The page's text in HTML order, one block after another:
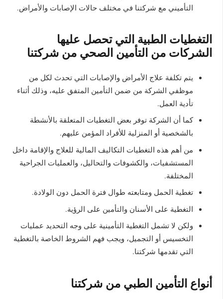
التأميني مع شركتنا في مختلف حالات الإصابات والأمراض.
التغطيات الطبية التي تحصل عليها
الشركات من التأمين الصحي من شركتنا
يتم تكلفة علاج الأمراض والإصابات التي تحدث لكل من
موظفي الشركة من ضمن التأمين المتفق عليه، وذلك أثناء
تأدية العمل.
كما أن الشركة توفر بعض التغطيات المتعلقة بالأنشطة
بالشخصية أو المنزلية للأفراد المؤمن عليهم.
من أهم هذه التغطيات التكاليف المالية للعلاج والإقامة داخل
المستشفيات، والكشوفات والتحاليل، والعمليات الجراحية
المختلفة.
تغطية الحمل ومتابعته طوال فترة الحمل دون الولادة.
التغطية على الأسنان والتأمين على الرؤية.
ولكن لا تشمل التغطية التأمينية على وجه التحديد عمليات
التخسيس أو التجميل، ويجب فهم الشروط الخاصة بالتغطية
التي تقدمها شركتنا.
أنواع التأمين الطبي من شركتنا